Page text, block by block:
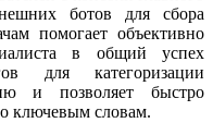
ботов для сбора
помогает объективно
в общий успех
для категоризации
и позволяет быстро
ключевым словам.